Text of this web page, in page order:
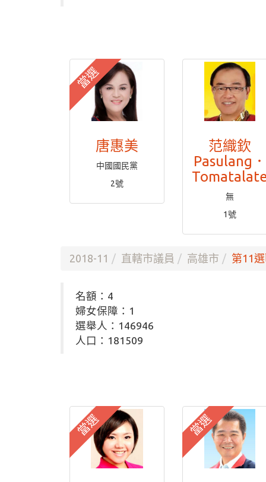
當選
唐惠美
中國國民黨
2號
范織欽
Pasulang．
無
1號
2018-11 直轄市議員 高雄市 第11
名額：4
婦女保障：1
選舉人：146946
人口：181509
當選 當選